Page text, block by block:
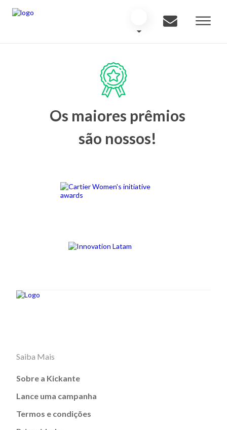
Os maiores prêmios
são nossos!
Saiba Mais
Sobre a Kickante
Lance uma campanha
Termos e condições